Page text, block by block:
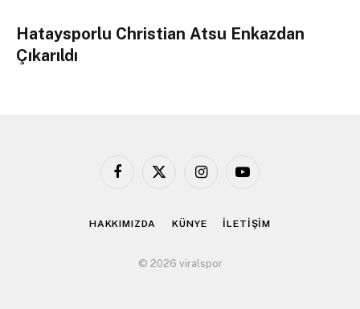
Hataysporlu Christian Atsu Enkazdan
Çıkarıldı
Facebook
X
InstagramYouTube
HAKKIMIZDA KÜNYE İLETİŞİM
© 2026 viralspor